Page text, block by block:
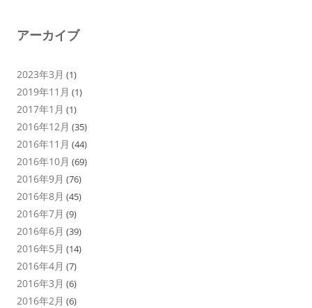
アーカイブ
2023年3月 (1)
2019年11月 (1)
2017年1月 (1)
2016年12月 (35)
2016年11月 (44)
2016年10月 (69)
2016年9月 (76)
2016年8月 (45)
2016年7月 (9)
2016年6月 (39)
2016年5月 (14)
2016年4月 (7)
2016年3月 (6)
2016年2月 (6)